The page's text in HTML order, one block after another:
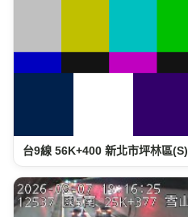
台9線 56K+400 新北市坪林區(S)